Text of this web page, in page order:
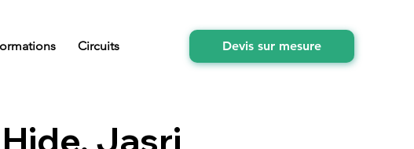
Circuits Devis sur mesure
Jasri